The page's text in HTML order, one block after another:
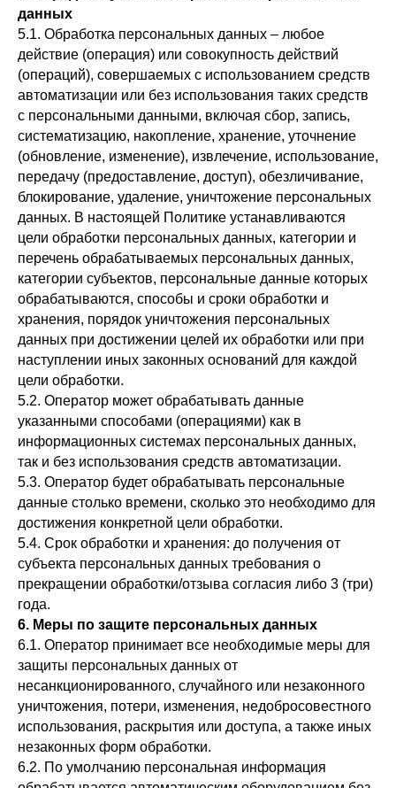
данных
5.1. Обработка персональных данных – любое
действие (операция) или совокупность действий
(операций), совершаемых с использованием средств
автоматизации или без использования таких средств
с персональными данными, включая сбор, запись,
систематизацию, накопление, хранение, уточнение
(обновление, изменение), извлечение, использование,
передачу (предоставление, доступ), обезличивание,
блокирование, удаление, уничтожение персональных
данных. В настоящей Политике устанавливаются
цели обработки персональных данных, категории и
перечень обрабатываемых персональных данных,
категории субъектов, персональные данные которых
обрабатываются, способы и сроки обработки и
хранения, порядок уничтожения персональных
данных при достижении целей их обработки или при
наступлении иных законных оснований для каждой
цели обработки.
5.2. Оператор может обрабатывать данные
указанными способами (операциями) как в
информационных системах персональных данных,
так и без использования средств автоматизации.
5.3. Оператор будет обрабатывать персональные
данные столько времени, сколько это необходимо для
достижения конкретной цели обработки.
5.4. Срок обработки и хранения: до получения от
субъекта персональных данных требования о
прекращении обработки/отзыва согласия либо 3 (три)
года.
6. Меры по защите персональных данных
6.1. Оператор принимает все необходимые меры для
защиты персональных данных от
несанкционированного, случайного или незаконного
уничтожения, потери, изменения, недобросовестного
использования, раскрытия или доступа, а также иных
незаконных форм обработки.
6.2. По умолчанию персональная информация